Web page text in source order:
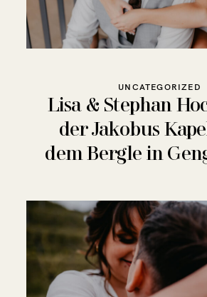
Über mich
Kontakt
UNCATEGORIZED
Lisa & Stephan
der Jakobus
dem Bergle in